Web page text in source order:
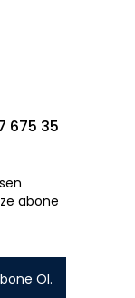
675 35
abone
Ol.